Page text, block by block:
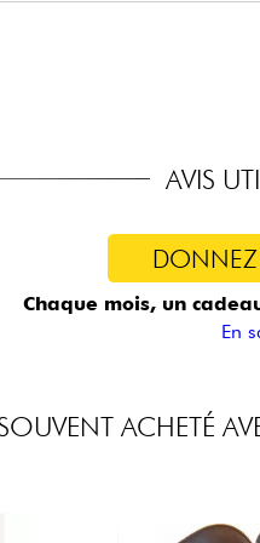
Tremolo
standard) 9.42, 9.46
AVIS
DONNEZ
Chaque mois, un
En
ACHETÉ